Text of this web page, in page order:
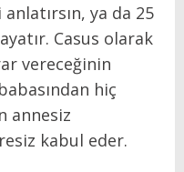
ya da 25
Casus olarak
vereceğinin
hiç
annesiz
kabul eder.